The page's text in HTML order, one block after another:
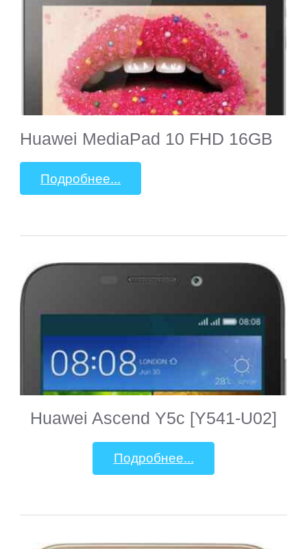
Huawei MediaPad 10 FHD 16GB
Подробнее...
Huawei Ascend Y5c [Y541-U02]
Подробнее...
Explay
Fujitsu
General
Satellite
GEOFOX